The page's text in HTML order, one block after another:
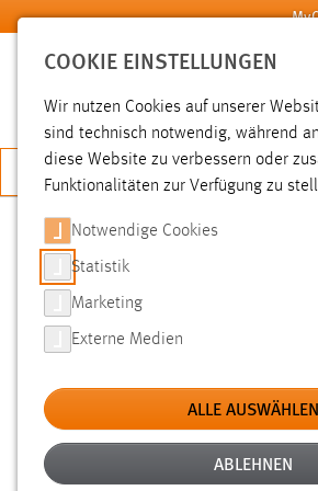
Zum Hauptinhalt springen
JETZT BEWERBEN
SUCHE
FILTER
Typ
Erstellungsdatum
COOKIE EINSTELLUNGEN
Wir nutzen Cookies auf unserer
sind technisch notwendig, während
diese Website zu verbessern oder
Funktionalitäten zur Verfügung zu
Notwendige Cookies
Statistik
Marketing
Externe Medien
ALLE AUSWÄHLEN
ABLEHNEN